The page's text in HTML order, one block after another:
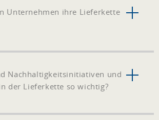
Unternehmen ihre Lieferkette
Nachhaltigkeitsinitiativen und
der Lieferkette so wichtig?